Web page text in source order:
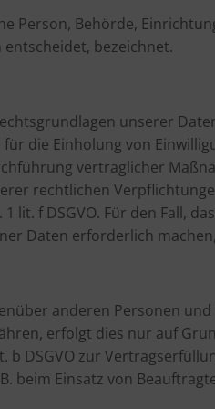
Person, Behörde,
bezeichnet.
unserer
die Einholung von
vertraglicher
rechtlichen
lit. f DSGVO. Für den Fall,
Daten erforderlich
anderen Personen
erfolgt dies nur auf
b DSGVO zur
beim Einsatz von